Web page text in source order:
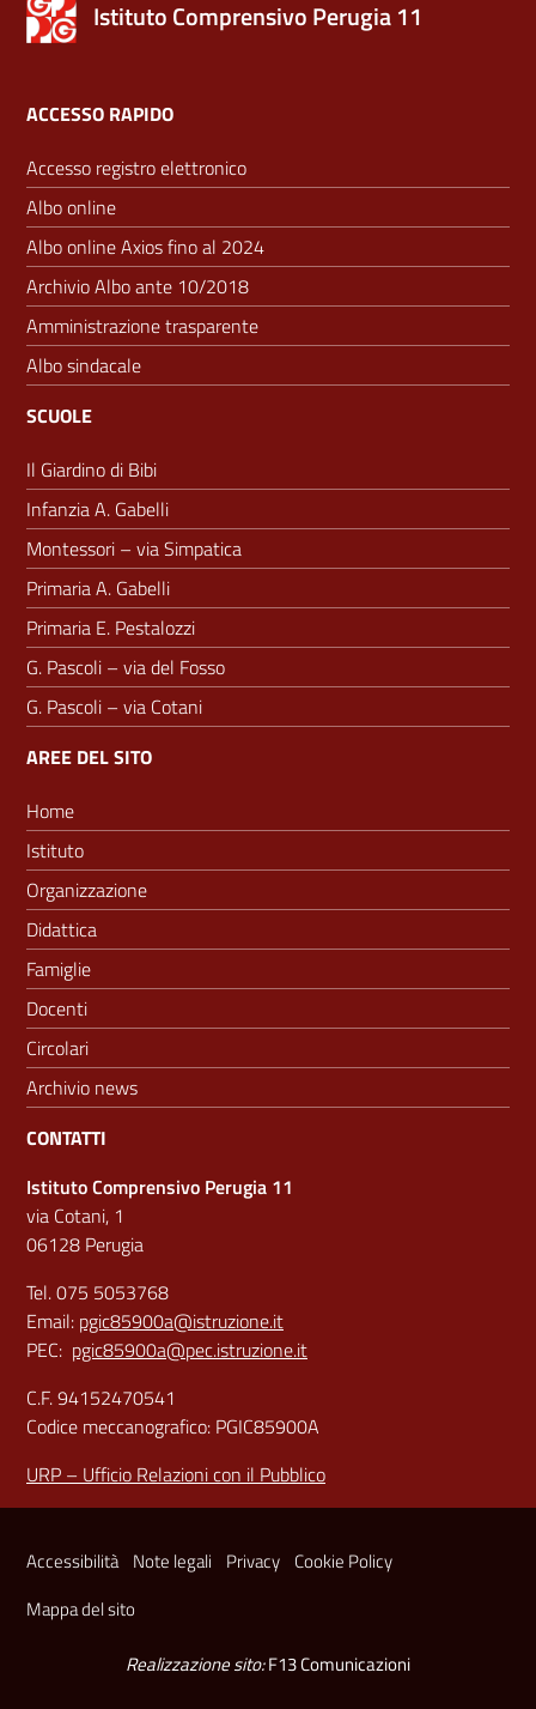
Istituto Comprensivo Perugia 11
ACCESSO RAPIDO
Accesso registro elettronico
Albo online
Albo online Axios fino al 2024
Archivio Albo ante 10/2018
Amministrazione trasparente
Albo sindacale
SCUOLE
Il Giardino di Bibi
Infanzia A. Gabelli
Montessori – via Simpatica
Primaria A. Gabelli
Primaria E. Pestalozzi
G. Pascoli – via del Fosso
G. Pascoli – via Cotani
AREE DEL SITO
Home
Istituto
Organizzazione
Didattica
Famiglie
Docenti
Circolari
Archivio news
CONTATTI
Istituto Comprensivo Perugia 11
via Cotani, 1
06128 Perugia
Tel. 075 5053768
Email: pgic85900a@istruzione.it
PEC: pgic85900a@pec.istruzione.it
C.F. 94152470541
Codice meccanografico: PGIC85900A
URP – Ufficio Relazioni con il Pubblico
Accessibilità Note legali Privacy Cookie Policy
Mappa del sito
Realizzazione sito:F13 Comunicazioni